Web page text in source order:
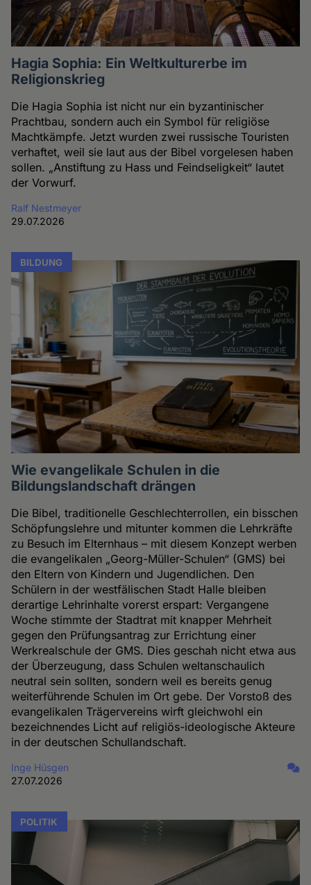
Hagia Sophia: Ein Weltkulturerbe im
Religionskrieg
Die Hagia Sophia ist nicht nur ein byzantinischer
Prachtbau, sondern auch ein Symbol für religiöse
Machtkämpfe. Jetzt wurden zwei russische Touristen
verhaftet, weil sie laut aus der Bibel vorgelesen haben
sollen. „Anstiftung zu Hass und Feindseligkeit“ lautet
der Vorwurf.
Ralf Nestmeyer
29.07.2026
BILDUNG
Wie evangelikale Schulen in die
Bildungslandschaft drängen
Die Bibel, traditionelle Geschlechterrollen, ein bisschen
Schöpfungslehre und mitunter kommen die Lehrkräfte
zu Besuch im Elternhaus – mit diesem Konzept werben
die evangelikalen „Georg-Müller-Schulen“ (GMS) bei
den Eltern von Kindern und Jugendlichen. Den
Schülern in der westfälischen Stadt Halle bleiben
derartige Lehrinhalte vorerst erspart: Vergangene
Woche stimmte der Stadtrat mit knapper Mehrheit
gegen den Prüfungsantrag zur Errichtung einer
Werkrealschule der GMS. Dies geschah nicht etwa aus
der Überzeugung, dass Schulen weltanschaulich
neutral sein sollten, sondern weil es bereits genug
weiterführende Schulen im Ort gebe. Der Vorstoß des
evangelikalen Trägervereins wirft gleichwohl ein
bezeichnendes Licht auf religiös-ideologische Akteure
in der deutschen Schullandschaft.
Inge Hüsgen
27.07.2026
POLITIK